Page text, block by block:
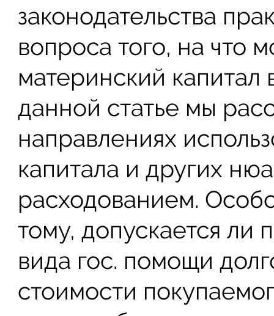
законодательства
вопроса того, на что
материнский капитал
данной статье мы
направлениях
капитала и других
расходованием.
тому, допускается ли
вида гос. помощи
стоимости